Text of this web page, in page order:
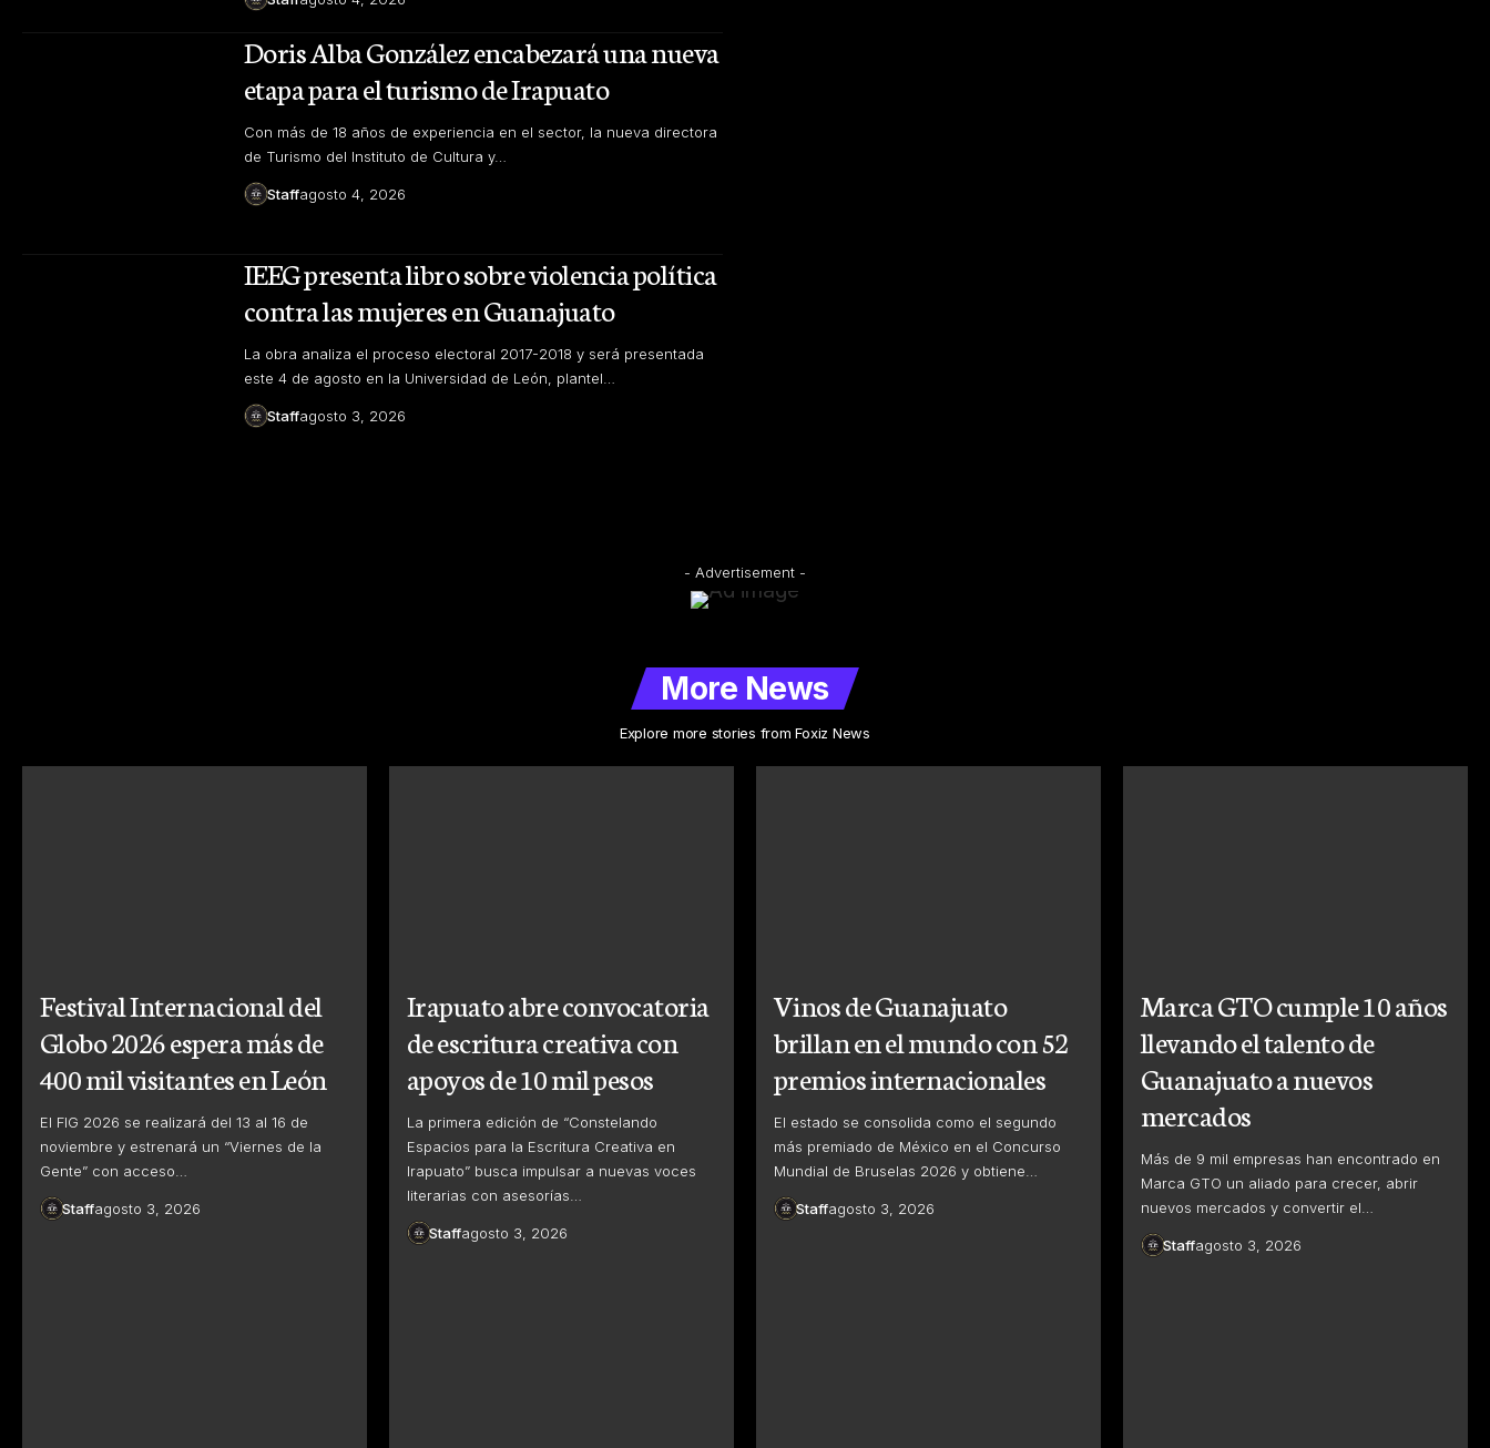
Doris Alba González encabezará una nueva
etapa para el turismo de Irapuato
Con más de 18 años de experiencia en el sector, la nueva directora
de Turismo del Instituto de Cultura y…
Staffagosto 4, 2026
IEEG presenta libro sobre violencia política
contra las mujeres en Guanajuato
La obra analiza el proceso electoral 2017-2018 y será presentada
este 4 de agosto en la Universidad de León, plantel…
Staffagosto 3, 2026
- Advertisement -
More News
Explore more stories from Foxiz News
Festival Internacional del
Globo 2026 espera más de
400 mil visitantes en León
El FIG 2026 se realizará del 13 al 16 de
noviembre y estrenará un “Viernes de la
Gente” con acceso…
Staffagosto 3, 2026
Irapuato abre convocatoria
de escritura creativa con
apoyos de 10 mil pesos
La primera edición de “Constelando
Espacios para la Escritura Creativa en
Irapuato” busca impulsar a nuevas voces
literarias con asesorías…
Staffagosto 3, 2026
Vinos de Guanajuato
brillan en el mundo con 52
premios internacionales
El estado se consolida como el segundo
más premiado de México en el Concurso
Mundial de Bruselas 2026 y obtiene…
Staffagosto 3, 2026
Marca GTO cumple 10 años
llevando el talento de
Guanajuato a nuevos
mercados
Más de 9 mil empresas han encontrado en
Marca GTO un aliado para crecer, abrir
nuevos mercados y convertir el…
Staffagosto 3, 2026